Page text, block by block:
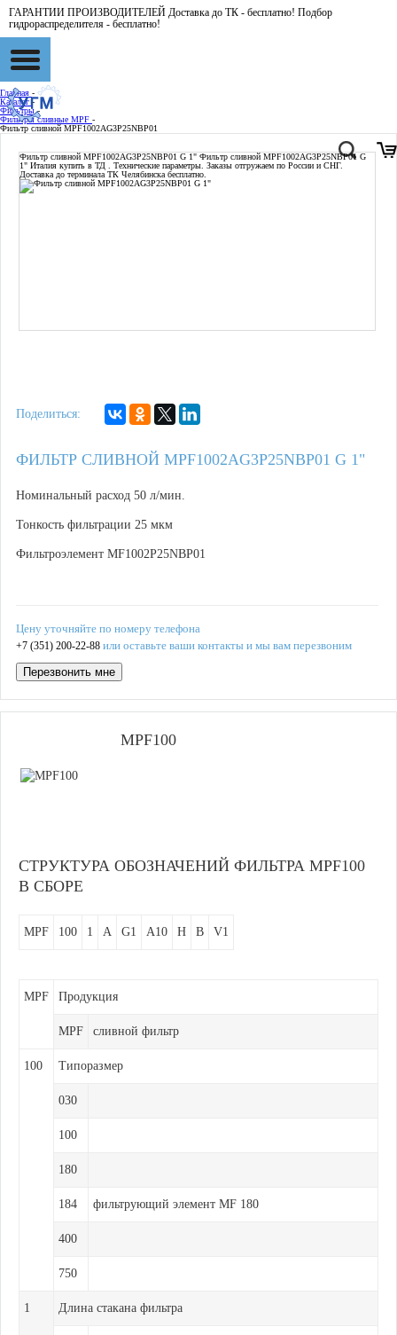
ГАРАНТИИ ПРОИЗВОДИТЕЛЕЙ Доставка до ТК - бесплатно! Подбор
гидрораспределителя - бесплатно!
Главная -
Каталог -
Фильтры -
Фильтры сливные MPF -
Фильтр сливной MPF1002AG3P25NBP01
Фильтр сливной MPF1002AG3P25NBP01 G 1" Фильтр сливной MPF1002AG3P25NBP01 G
1" Италия купить в ТД . Технические параметры. Заказы отгружаем по России и СНГ.
Доставка до терминала ТК Челябинска бесплатно.
Поделиться:
ФИЛЬТР СЛИВНОЙ MPF1002AG3P25NBP01 G 1"
Номинальный расход 50 л/мин.
Тонкость фильтрации 25 мкм
Фильтроэлемент MF1002P25NBP01
Цену уточняйте по номеру телефона
+7 (351) 200-22-88 или оставьте ваши контакты и мы вам перезвоним
Перезвонить мне
MPF100
СТРУКТУРА ОБОЗНАЧЕНИЙ ФИЛЬТРА MPF100
В СБОРЕ
MPF 100 1 A G1 A10 H B V1
MPF Продукция
MPF сливной фильтр
100 Типоразмер
030
100
180
184 фильтрующий элемент MF 180
400
750
1 Длина стакана фильтра